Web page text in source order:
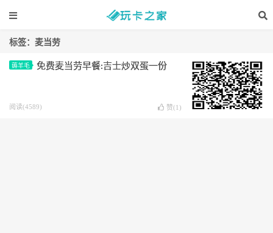
标签：麦当劳
薅羊毛 免费麦当劳早餐:吉士炒双蛋一份
阅读(4589) 赞(1 )